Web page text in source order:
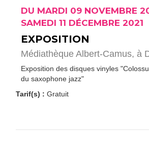
DU MARDI 09 NOVEMBRE
SAMEDI 11 DÉCEMBRE 2021
EXPOSITION
Médiathèque Albert-Camus, à
Exposition des disques vinyles
du saxophone jazz"
Tarif(s) : Gratuit